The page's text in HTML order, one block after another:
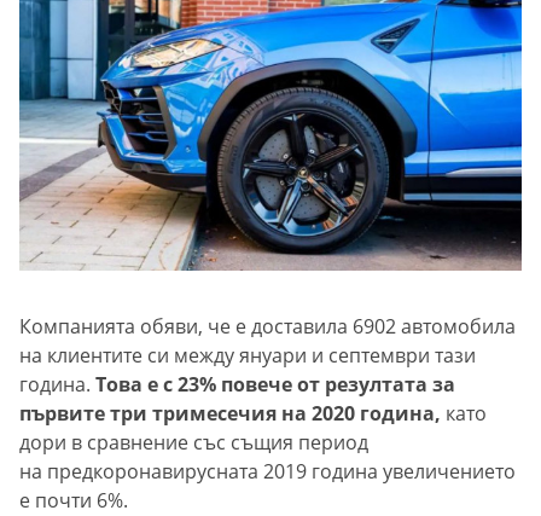
Компанията обяви, че е доставила 6902 автомобила
на клиентите си между януари и септември тази
година. Това е с 23% повече от резултата за
първите три тримесечия на 2020 година, като
дори в сравнение със същия период
на предкоронавирусната 2019 година увеличението
е почти 6%.